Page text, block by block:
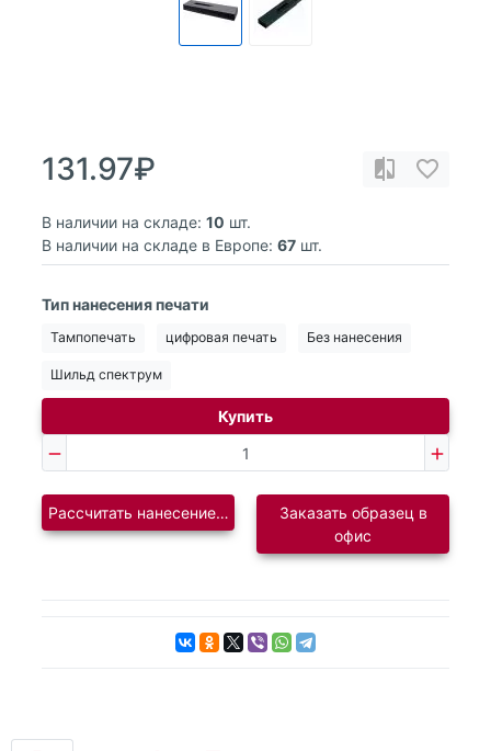
131.97₽
В наличии на складе: 10 шт.
В наличии на складе в Европе: 67 шт.
Тип нанесения печати
Тампопечать цифровая печать Без нанесения
Шильд спектрум
Купить
Рассчитать нанесение логотипаЗаказать образец в
офис